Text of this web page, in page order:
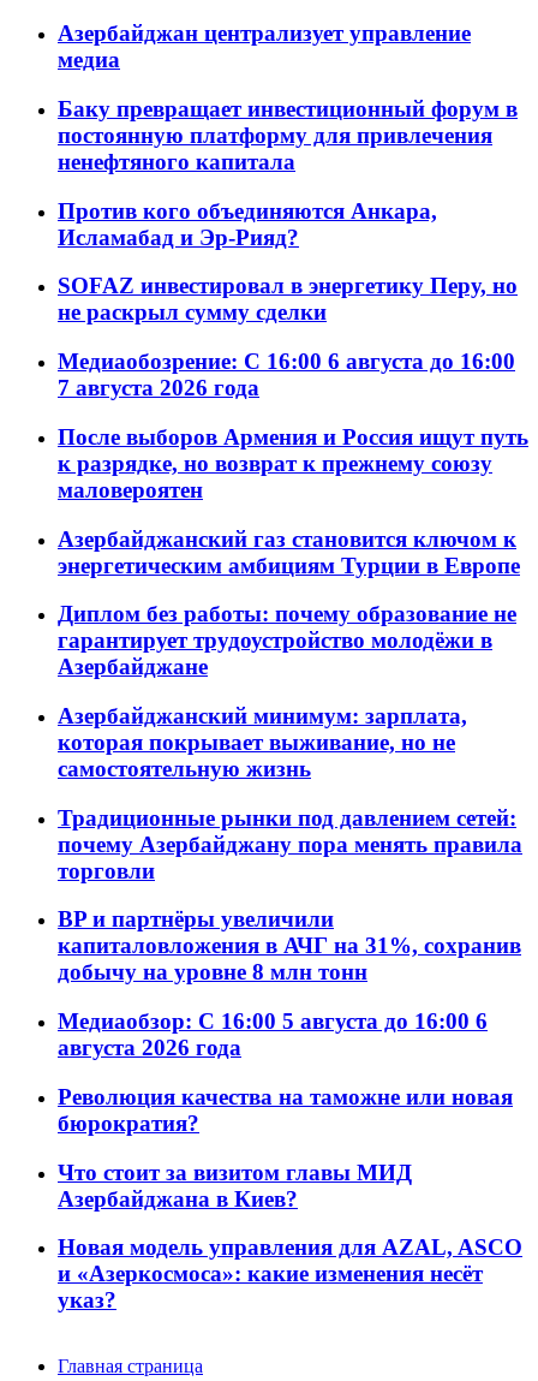
Азербайджан централизует управление
медиа
Баку превращает инвестиционный форум в
постоянную платформу для привлечения
ненефтяного капитала
Против кого объединяются Анкара,
Исламабад и Эр-Рияд?
SOFAZ инвестировал в энергетику Перу, но
не раскрыл сумму сделки
Медиаобозрение: С 16:00 6 августа до 16:00
7 августа 2026 года
После выборов Армения и Россия ищут путь
к разрядке, но возврат к прежнему союзу
маловероятен
Азербайджанский газ становится ключом к
энергетическим амбициям Турции в Европе
Диплом без работы: почему образование не
гарантирует трудоустройство молодёжи в
Азербайджане
Азербайджанский минимум: зарплата,
которая покрывает выживание, но не
самостоятельную жизнь
Традиционные рынки под давлением сетей:
почему Азербайджану пора менять правила
торговли
BP и партнёры увеличили
капиталовложения в АЧГ на 31%, сохранив
добычу на уровне 8 млн тонн
Медиаобзор: С 16:00 5 августа до 16:00 6
августа 2026 года
Революция качества на таможне или новая
бюрократия?
Что стоит за визитом главы МИД
Азербайджана в Киев?
Новая модель управления для AZAL, ASCO
и «Азеркосмоса»: какие изменения несёт
указ?
Главная страница